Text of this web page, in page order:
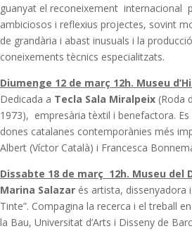
guanyat el reconeixement internacional
ambiciosos i reflexius projectes, sovint
de grandària i abast inusuals i la
coneixements tècnics especialitzats.
Diumenge 12 de març 12h. Museu
Dedicada a Tecla Sala Miralpeix (Roda
1973), empresària tèxtil i benefactora.
dones catalanes contemporànies més
Albert (Víctor Català) i Francesca
Dissabte 18 de març 12h. Museu del
Marina Salazar és artista, dissenyadora
Tinte”. Compagina la recerca i el treball
la Bau, Universitat d’Arts i Disseny de